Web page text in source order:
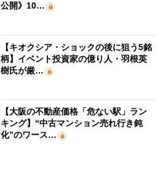
公開》10…
【キオクシア・ショックの後に狙う5銘
柄】イベント投資家の億り人・羽根英
樹氏が厳…
【大阪の不動産価格「危ない駅」ラン
キング】“中古マンション売れ行き鈍
化”のワース…